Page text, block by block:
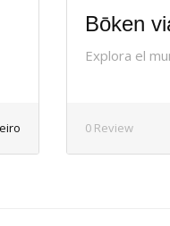
Bōken
Explora el
0 Review